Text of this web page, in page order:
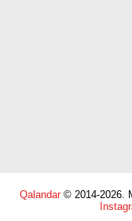
Qalandar © 2014-2026.